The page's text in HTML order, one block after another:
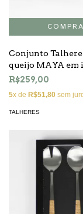
Conjunto
queijo MAYA em
BLACK com
R$259,00
5x de R$51,80 sem
TALHERES